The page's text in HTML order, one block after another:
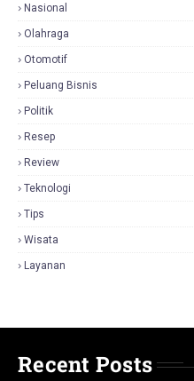
Nasional
Olahraga
Otomotif
Peluang Bisnis
Politik
Resep
Review
Teknologi
Tips
Wisata
Layanan
Recent Posts